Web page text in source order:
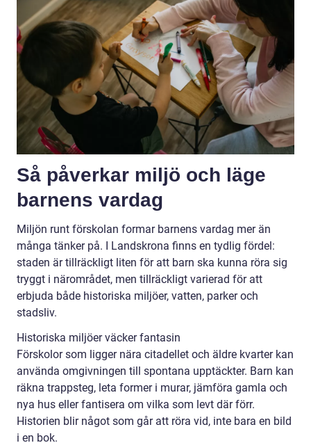
Så påverkar miljö och läge
barnens vardag
Miljön runt förskolan formar barnens vardag mer än
många tänker på. I Landskrona finns en tydlig fördel:
staden är tillräckligt liten för att barn ska kunna röra sig
tryggt i närområdet, men tillräckligt varierad för att
erbjuda både historiska miljöer, vatten, parker och
stadsliv.
Historiska miljöer väcker fantasin
Förskolor som ligger nära citadellet och äldre kvarter kan
använda omgivningen till spontana upptäckter. Barn kan
räkna trappsteg, leta former i murar, jämföra gamla och
nya hus eller fantisera om vilka som levt där förr.
Historien blir något som går att röra vid, inte bara en bild
i en bok.